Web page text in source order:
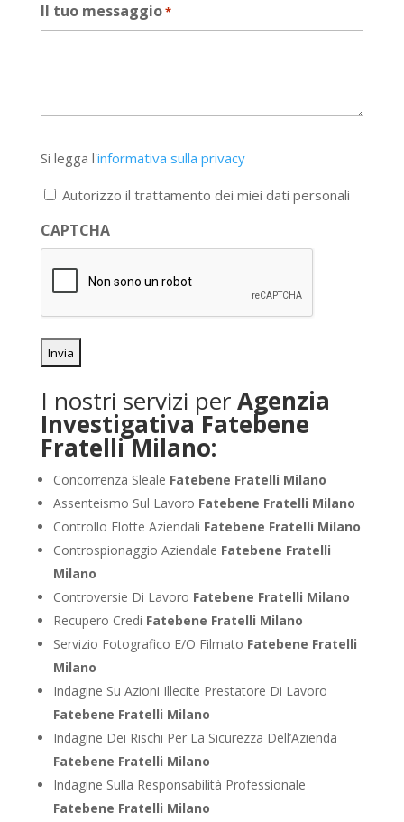
Il tuo messaggio*
legga
l'informativa
privacy
*
Si legga l'informativa sulla privacy
Autorizzo il trattamento dei miei dati personali
CAPTCHA
I nostri servizi perAgenzia
Investigativa Fatebene
Fratelli Milano:
Concorrenza Sleale Fatebene Fratelli Milano
Assenteismo Sul Lavoro Fatebene Fratelli Milano
Controllo Flotte Aziendali Fatebene Fratelli Milano
Controspionaggio Aziendale Fatebene Fratelli
Milano
Controversie Di Lavoro Fatebene Fratelli Milano
Recupero Credi Fatebene Fratelli Milano
Servizio Fotografico E/O Filmato Fatebene Fratelli
Milano
Indagine Su Azioni Illecite Prestatore Di Lavoro
Fatebene Fratelli Milano
Indagine Dei Rischi Per La Sicurezza Dell’Azienda
Fatebene Fratelli Milano
Indagine Sulla Responsabilità Professionale
Fatebene Fratelli Milano